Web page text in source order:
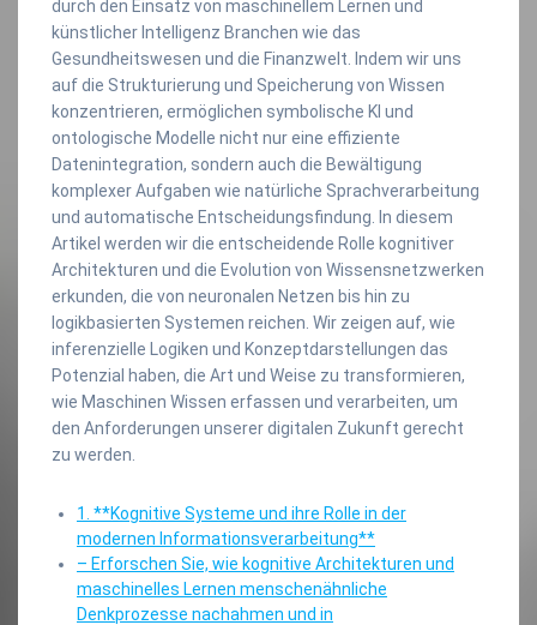
durch den Einsatz von maschinellem Lernen und
künstlicher Intelligenz Branchen wie das
Gesundheitswesen und die Finanzwelt. Indem wir uns
auf die Strukturierung und Speicherung von Wissen
konzentrieren, ermöglichen symbolische KI und
ontologische Modelle nicht nur eine effiziente
Datenintegration, sondern auch die Bewältigung
komplexer Aufgaben wie natürliche Sprachverarbeitung
und automatische Entscheidungsfindung. In diesem
Artikel werden wir die entscheidende Rolle kognitiver
Architekturen und die Evolution von Wissensnetzwerken
erkunden, die von neuronalen Netzen bis hin zu
logikbasierten Systemen reichen. Wir zeigen auf, wie
inferenzielle Logiken und Konzeptdarstellungen das
Potenzial haben, die Art und Weise zu transformieren,
wie Maschinen Wissen erfassen und verarbeiten, um
den Anforderungen unserer digitalen Zukunft gerecht
zu werden.
1. **Kognitive Systeme und ihre Rolle in der
modernen Informationsverarbeitung**
– Erforschen Sie, wie kognitive Architekturen und
maschinelles Lernen menschenähnliche
Denkprozesse nachahmen und in